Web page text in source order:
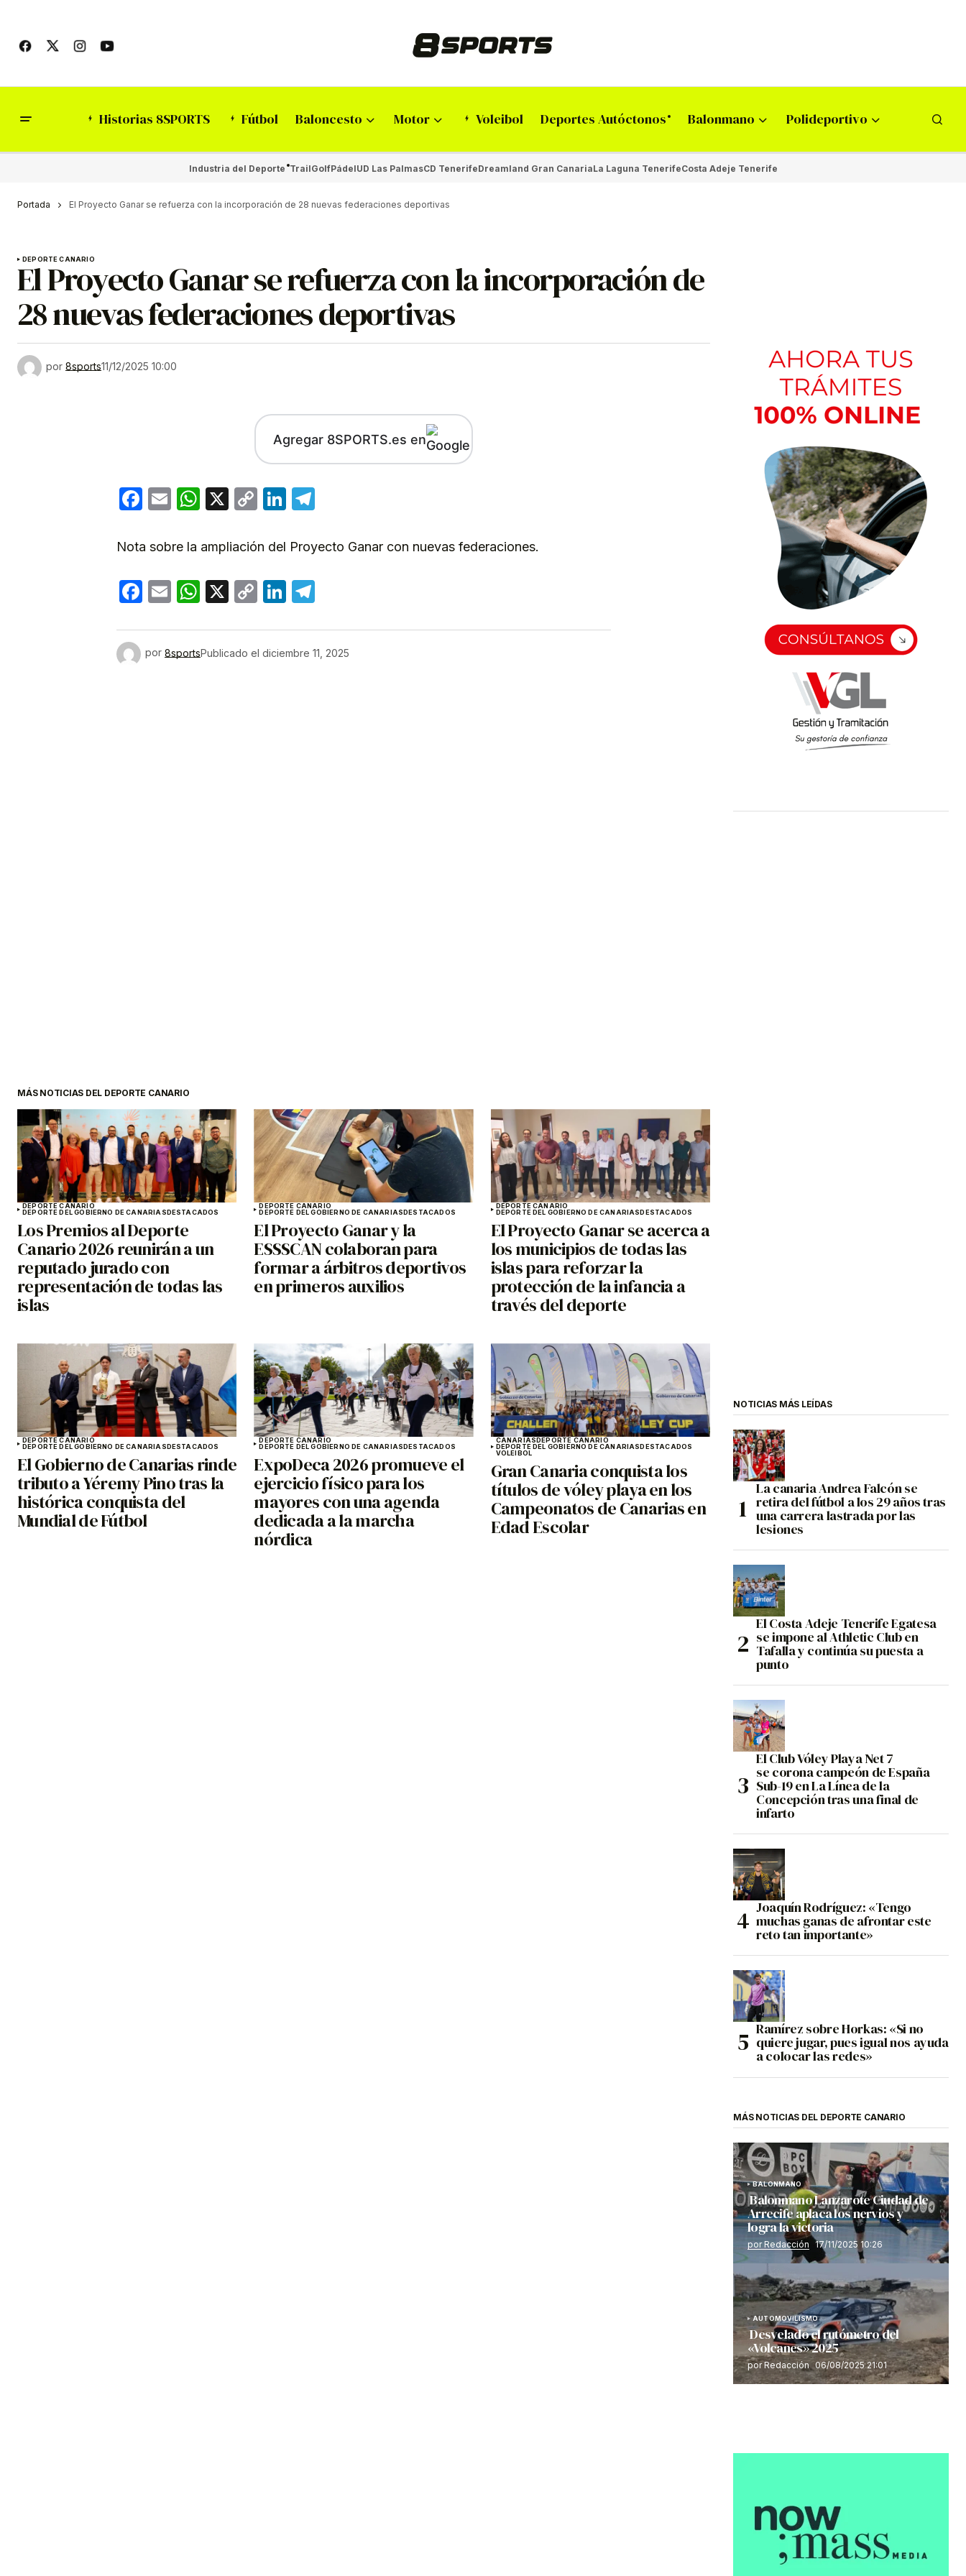
Historias 8SPORTS Fútbol Baloncesto Motor Voleibol Deportes Autóctonos Balonmano Polideportivo
Industria del Deporte TrailGolfPádelUD Las PalmasCD TenerifeDreamland Gran CanariaLa Laguna TenerifeCosta Adeje Tenerife
Portada El Proyecto Ganar se refuerza con la incorporación de 28 nuevas federaciones deportivas
DEPORTE CANARIO
El Proyecto Ganar se refuerza con la incorporación de
28 nuevas federaciones deportivas
por 8sports11/12/2025 10:00
Agregar 8SPORTS.es en
Facebook
EmailWhatsApp
X
CopyLinkedIn
Nota sobre la ampliación del Proyecto Ganar con nuevas federaciones.
Facebook
EmailWhatsApp
X
CopyLinkedIn
por 8sportsPublicado el diciembre 11, 2025
MÁS NOTICIAS DEL DEPORTE CANARIO
DEPORTE CANARIO
DEPORTE DEL GOBIERNO DE CANARIASDESTACADOS
Los Premios al Deporte
Canario 2026 reunirán a un
reputado jurado con
representación de todas las
islas
DEPORTE CANARIO
DEPORTE DEL GOBIERNO DE CANARIASDESTACADOS
El Proyecto Ganar y la
ESSSCAN colaboran para
formar a árbitros deportivos
en primeros auxilios
DEPORTE CANARIO
DEPORTE DEL GOBIERNO DE CANARIASDESTACADOS
El Proyecto Ganar se acerca a
los municipios de todas las
islas para reforzar la
protección de la infancia a
través del deporte
DEPORTE CANARIO
DEPORTE DEL GOBIERNO DE CANARIASDESTACADOS
El Gobierno de Canarias rinde
tributo a Yéremy Pino tras la
histórica conquista del
Mundial de Fútbol
DEPORTE CANARIO
DEPORTE DEL GOBIERNO DE CANARIASDESTACADOS
ExpoDeca 2026 promueve el
ejercicio físico para los
mayores con una agenda
dedicada a la marcha
nórdica
CANARIASDEPORTE CANARIO
DEPORTE DEL GOBIERNO DE CANARIASDESTACADOS
VOLEIBOL
Gran Canaria conquista los
títulos de vóley playa en los
Campeonatos de Canarias en
Edad Escolar
NOTICIAS MÁS LEÍDAS
La canaria Andrea Falcón se
retira del fútbol a los 29 años tras
una carrera lastrada por las
lesiones
El Costa Adeje Tenerife Egatesa
se impone al Athletic Club en
Tafalla y continúa su puesta a
punto
El Club Vóley Playa Net 7
se corona campeón de España
Sub-19 en La Línea de la
Concepción tras una final de
infarto
Joaquín Rodríguez: «Tengo
muchas ganas de afrontar este
reto tan importante»
Ramírez sobre Horkas: «Si no
quiere jugar, pues igual nos ayuda
a colocar las redes»
MÁS NOTICIAS DEL DEPORTE CANARIO
BALONMANO
Balonmano Lanzarote Ciudad de
Arrecife aplaca los nervios y
logra la victoria
por Redacción 17/11/2025 10:26
AUTOMOVILISMO
Desvelado el rutómetro del
«Volcanes» 2025
por Redacción 06/08/2025 21:01